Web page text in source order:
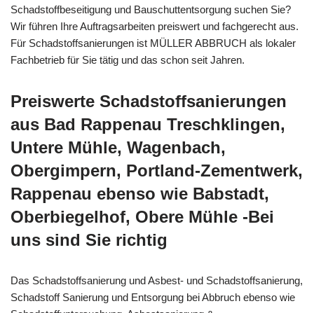
Schadstoffbeseitigung und Bauschuttentsorgung suchen Sie?
Wir führen Ihre Auftragsarbeiten preiswert und fachgerecht aus.
Für Schadstoffsanierungen ist MÜLLER ABBRUCH als lokaler
Fachbetrieb für Sie tätig und das schon seit Jahren.
Preiswerte Schadstoffsanierungen
aus Bad Rappenau Treschklingen,
Untere Mühle, Wagenbach,
Obergimpern, Portland-Zementwerk,
Rappenau ebenso wie Babstadt,
Oberbiegelhof, Obere Mühle -Bei
uns sind Sie richtig
Das Schadstoffsanierung und Asbest- und Schadstoffsanierung,
Schadstoff Sanierung und Entsorgung bei Abbruch ebenso wie